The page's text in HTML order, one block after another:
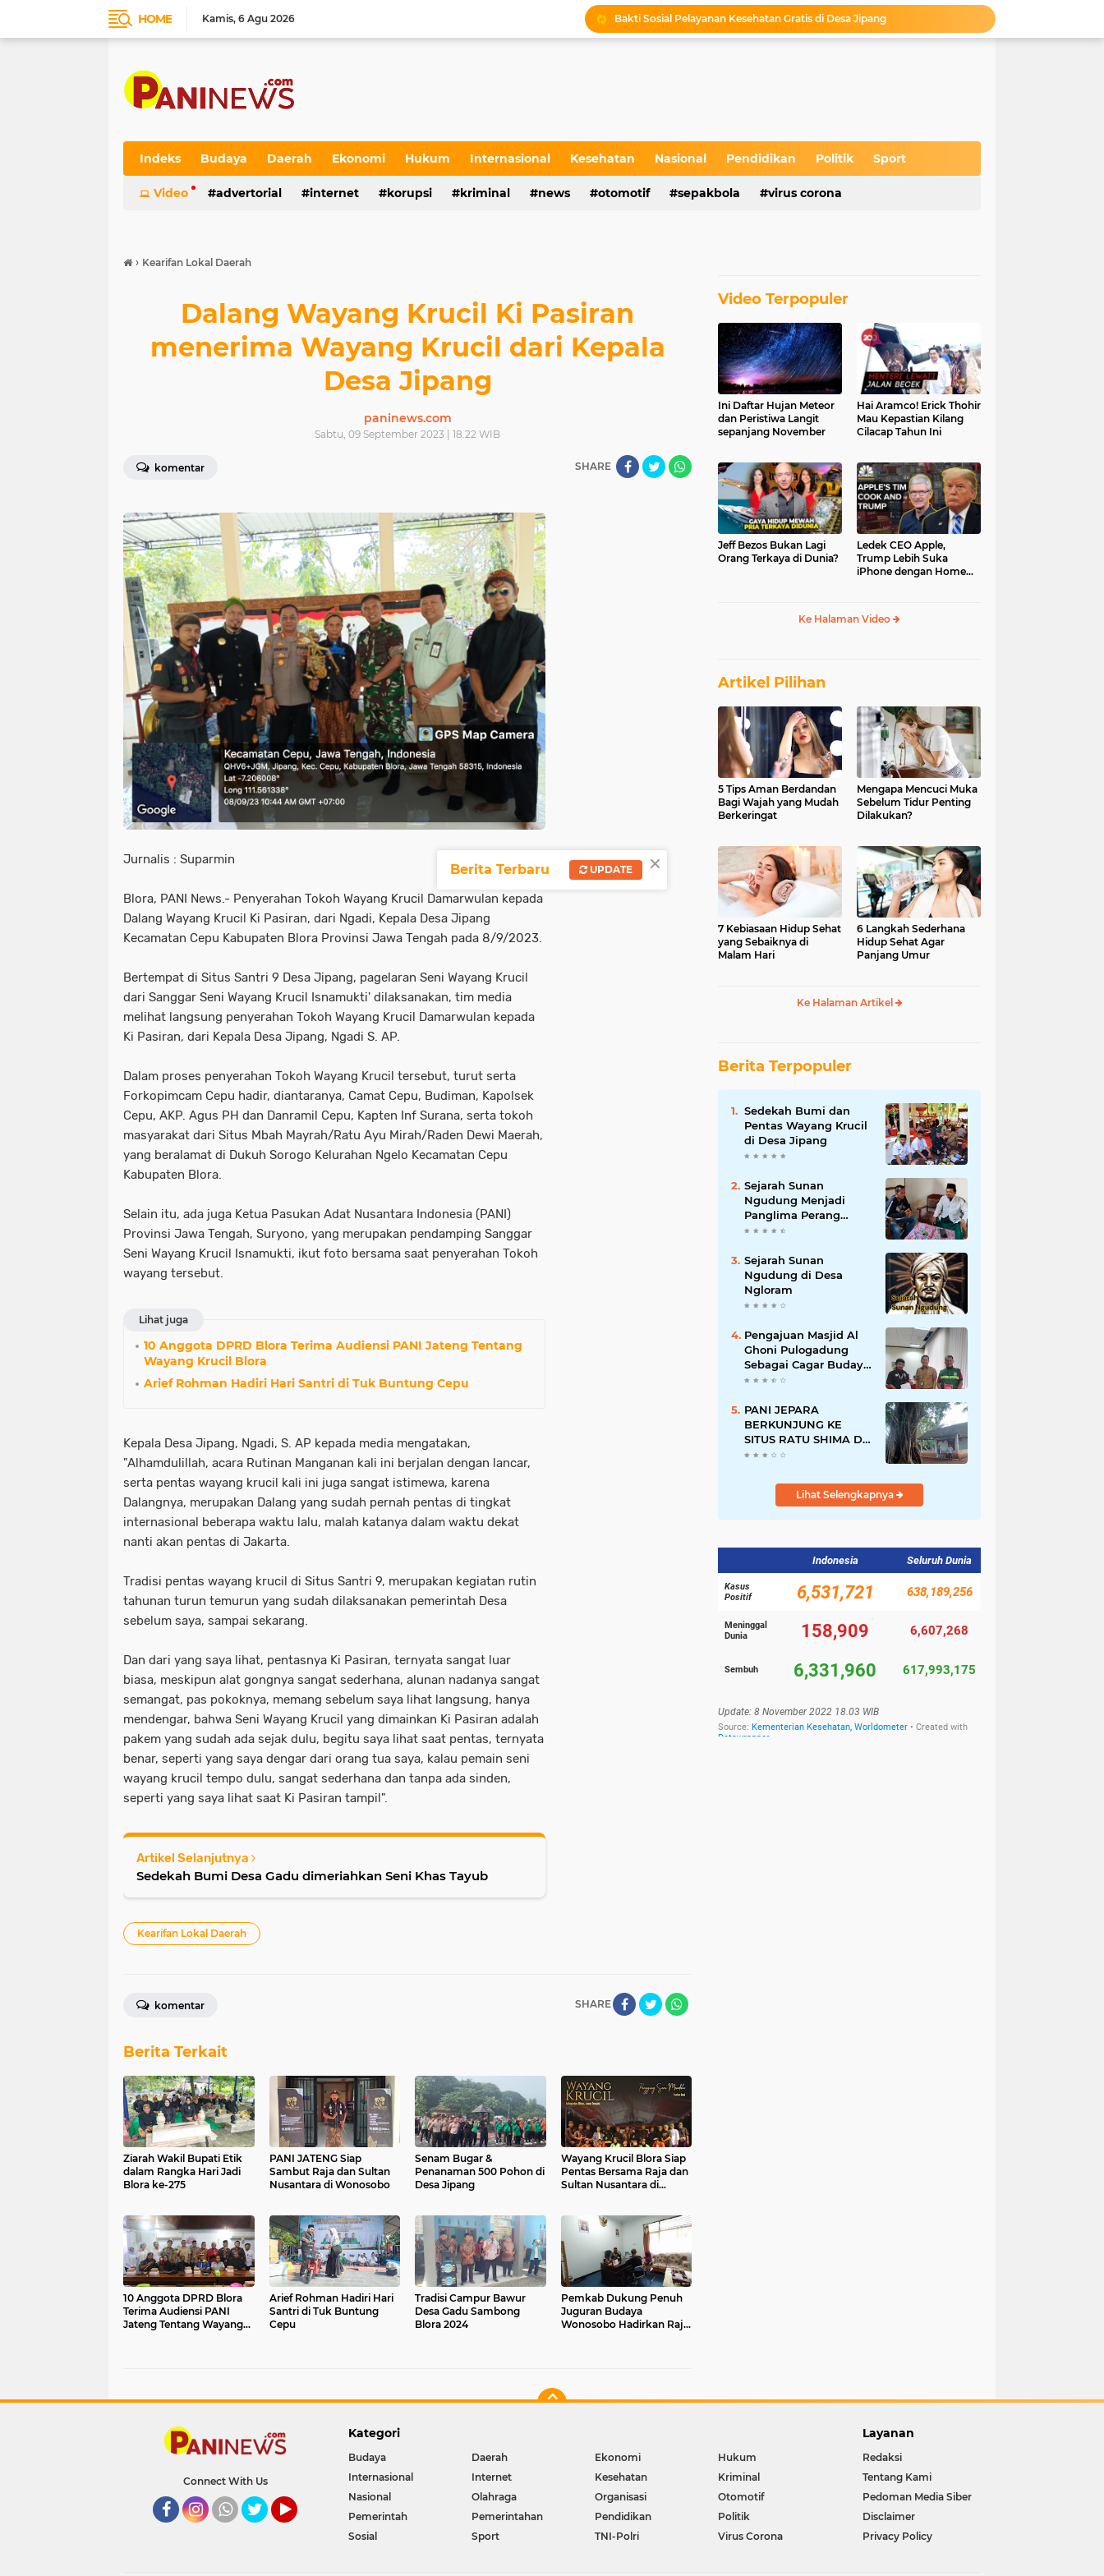
HOME Kamis 6 Agu 2026
Bakti Sosial Pelayanan Kesehatan Gratis di Desa Jipang
Sejarah Sunan Pojok di Kabupaten Blora
Sedekah Bumi dan Pentas Wayang Krucil di Desa Jipang
Sedekah Bumi di Petilasan Tumenggung Benowo Desa Panolan
Indeks Budaya Daerah Ekonomi Hukum Internasional Kesehatan Nasional Pendidikan Politik Sport
Video advertorial internet korupsi kriminal news otomotif sepakbola virus corona
› Kearifan Lokal Daerah
Dalang Wayang Krucil Ki Pasiran
menerima Wayang Krucil dari Kepala
Desa Jipang
paninews.com
Sabtu, 09 September 2023 | 18.22 WIB
komentar SHARE
Jurnalis : Suparmin
Blora, PANI News.- Penyerahan Tokoh Wayang Krucil Damarwulan kepada
Dalang Wayang Krucil Ki Pasiran, dari Ngadi, Kepala Desa Jipang
Kecamatan Cepu Kabupaten Blora Provinsi Jawa Tengah pada 8/9/2023.
Bertempat di Situs Santri 9 Desa Jipang, pagelaran Seni Wayang Krucil
dari Sanggar Seni Wayang Krucil Isnamukti' dilaksanakan, tim media
melihat langsung penyerahan Tokoh Wayang Krucil Damarwulan kepada
Ki Pasiran, dari Kepala Desa Jipang, Ngadi S. AP.
Dalam proses penyerahan Tokoh Wayang Krucil tersebut, turut serta
Forkopimcam Cepu hadir, diantaranya, Camat Cepu, Budiman, Kapolsek
Cepu, AKP. Agus PH dan Danramil Cepu, Kapten Inf Surana, serta tokoh
masyarakat dari Situs Mbah Mayrah/Ratu Ayu Mirah/Raden Dewi Maerah,
yang beralamat di Dukuh Sorogo Kelurahan Ngelo Kecamatan Cepu
Kabupaten Blora.
Selain itu, ada juga Ketua Pasukan Adat Nusantara Indonesia (PANI)
Provinsi Jawa Tengah, Suryono, yang merupakan pendamping Sanggar
Seni Wayang Krucil Isnamukti, ikut foto bersama saat penyerahan Tokoh
wayang tersebut.
Lihat juga
10 Anggota DPRD Blora Terima Audiensi PANI Jateng Tentang
Wayang Krucil Blora
Arief Rohman Hadiri Hari Santri di Tuk Buntung Cepu
Kepala Desa Jipang, Ngadi, S. AP kepada media mengatakan,
"Alhamdulillah, acara Rutinan Manganan kali ini berjalan dengan lancar,
serta pentas wayang krucil kali ini juga sangat istimewa, karena
Dalangnya, merupakan Dalang yang sudah pernah pentas di tingkat
internasional beberapa waktu lalu, malah katanya dalam waktu dekat
nanti akan pentas di Jakarta.
Tradisi pentas wayang krucil di Situs Santri 9, merupakan kegiatan rutin
tahunan turun temurun yang sudah dilaksanakan pemerintah Desa
sebelum saya, sampai sekarang.
Dan dari yang saya lihat, pentasnya Ki Pasiran, ternyata sangat luar
biasa, meskipun alat gongnya sangat sederhana, alunan nadanya sangat
semangat, pas pokoknya, memang sebelum saya lihat langsung, hanya
mendengar, bahwa Seni Wayang Krucil yang dimainkan Ki Pasiran adalah
pakem yang sudah ada sejak dulu, begitu saya lihat saat pentas, ternyata
benar, seperti yang saya dengar dari orang tua saya, kalau pemain seni
wayang krucil tempo dulu, sangat sederhana dan tanpa ada sinden,
seperti yang saya lihat saat Ki Pasiran tampil".
Artikel Selanjutnya
Sedekah Bumi Desa Gadu dimeriahkan Seni Khas Tayub
Kearifan Lokal Daerah
SHARE
komentar
Berita Terkait
Ziarah Wakil Bupati Etik
dalam Rangka Hari Jadi
Blora ke-275
PANI JATENG Siap
Sambut Raja dan Sultan
Nusantara di Wonosobo
Senam Bugar &
Penanaman 500 Pohon di
Desa Jipang
Wayang Krucil Blora Siap
Pentas Bersama Raja dan
Sultan Nusantara di
10 Anggota DPRD Blora
Terima Audiensi PANI
Jateng Tentang Wayang
Arief Rohman Hadiri Hari
Santri di Tuk Buntung
Cepu
Tradisi Campur Bawur
Desa Gadu Sambong
Blora 2024
Pemkab Dukung Penuh
Juguran Budaya
Wonosobo Hadirkan Raja
Video Terpopuler
Ini Daftar Hujan Meteor
dan Peristiwa Langit
sepanjang November
Hai Aramco! Erick Thohir
Mau Kepastian Kilang
Cilacap Tahun Ini
Jeff Bezos Bukan Lagi
Orang Terkaya di Dunia?
Ledek CEO Apple,
Trump Lebih Suka
iPhone dengan Home
Ke Halaman Video
Artikel Pilihan
5 Tips Aman Berdandan
Bagi Wajah yang Mudah
Berkeringat
Mengapa Mencuci Muka
Sebelum Tidur Penting
Dilakukan?
7 Kebiasaan Hidup Sehat
yang Sebaiknya di
Malam Hari
6 Langkah Sederhana
Hidup Sehat Agar
Panjang Umur
Ke Halaman Artikel
Berita Terpopuler
Sedekah Bumi dan
Pentas Wayang Krucil
di Desa Jipang
Sejarah Sunan
Ngudung Menjadi
Panglima Perang
Kerajaan Demak
Sejarah Sunan
Ngudung di Desa
Ngloram
Pengajuan Masjid Al
Ghoni Pulogadung
Sebagai Cagar Budaya
dan Objek Wisata
Jakarta Timur
PANI JEPARA
BERKUNJUNG KE
SITUS RATU SHIMA DI
DESA KECAPI
Lihat Selengkapnya
Connect With Us
Kategori
Budaya Daerah Ekonomi
Hukum
Internasional
Internet Kesehatan
Kriminal
Nasional
Olahraga Organisasi
Otomotif
Pemerintah
Pemerintahan Pendidikan
Politik
Sosial
Sport TNI-Polri Virus Corona
Layanan
Redaksi
Tentang Kami
Pedoman Media Siber
Disclaimer
Privacy Policy
×
Berita Terbaru UPDATE